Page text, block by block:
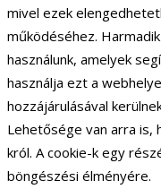
mivel ezek
működéséhez.
használunk, amelyek
használja ezt a
hozzájárulásával
Lehetősége van arra is,
król. A cookie-k egy
böngészési élményére.